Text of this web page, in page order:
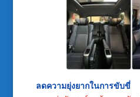
ลดความยุ่งยากในการขับขี่